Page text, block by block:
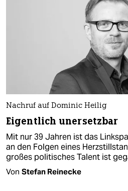
Nachruf auf Dominic Heilig
Eigentlich unersetzbar
Mit nur 39 Jahren ist das
an den Folgen eines
großes politisches Talent ist
Von Stefan Reinecke